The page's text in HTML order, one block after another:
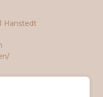
Hanstedt